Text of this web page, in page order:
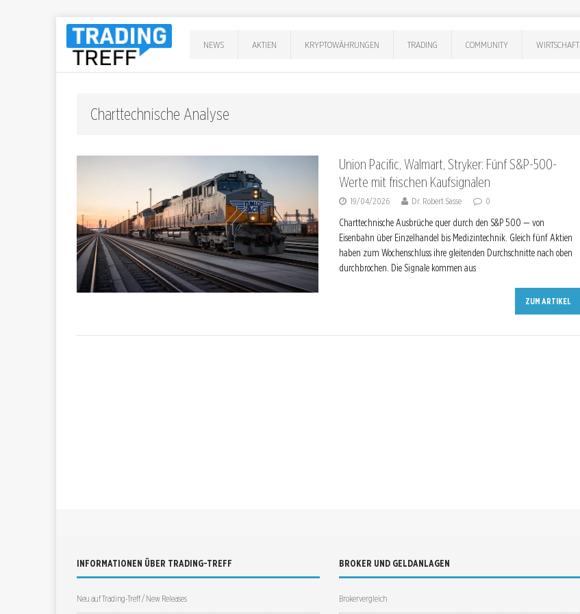
NEWS AKTIEN KRYPTOWÄHRUNGEN TRADING COMMUNITY WIRTSCHAFT
Charttechnische Analyse
Union Pacific, Walmart, Stryker: Fünf S&P-500-
Werte mit frischen Kaufsignalen
19/04/2026 Dr. Robert Sasse 0
Charttechnische Ausbrüche quer durch den S&P 500 — von
Eisenbahn über Einzelhandel bis Medizintechnik. Gleich fünf Aktien
haben zum Wochenschluss ihre gleitenden Durchschnitte nach oben
durchbrochen. Die Signale kommen aus
ZUM ARTIKEL
INFORMATIONEN ÜBER TRADING-TREFF
Neu auf Trading-Treff / New Releases
BROKER UND GELDANLAGEN
Brokervergleich